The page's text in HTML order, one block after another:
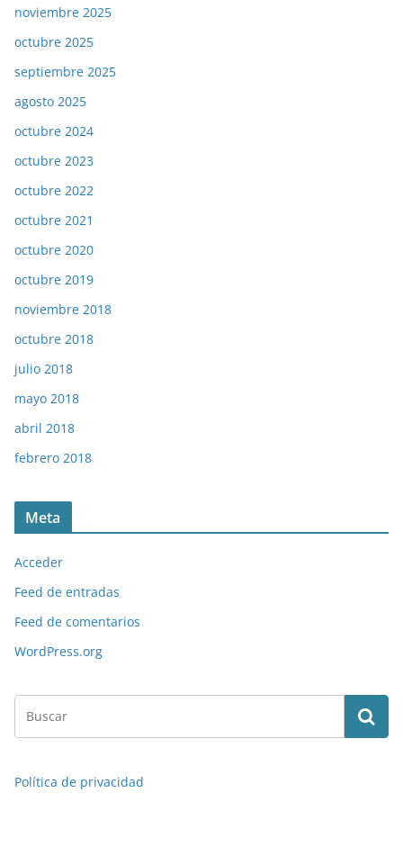
noviembre 2025
octubre 2025
septiembre 2025
agosto 2025
octubre 2024
octubre 2023
octubre 2022
octubre 2021
octubre 2020
octubre 2019
noviembre 2018
octubre 2018
julio 2018
mayo 2018
abril 2018
febrero 2018
Meta
Acceder
Feed de entradas
Feed de comentarios
WordPress.org
Política de privacidad